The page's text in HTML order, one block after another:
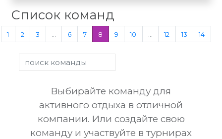
Список команд
1 2 3 6 7 8 9 10 12 13 14
Выбирайте команду для
активного отдыха в отличной
компании. Или создайте свою
команду и участвуйте в турнирах